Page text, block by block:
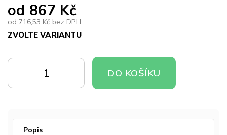
od 867 Kč
od 716,53 Kč bez DPH
ZVOLTE VARIANTU
cena:
KOŠÍKU
KOŠÍKU
DO KOŠÍKU
Popis